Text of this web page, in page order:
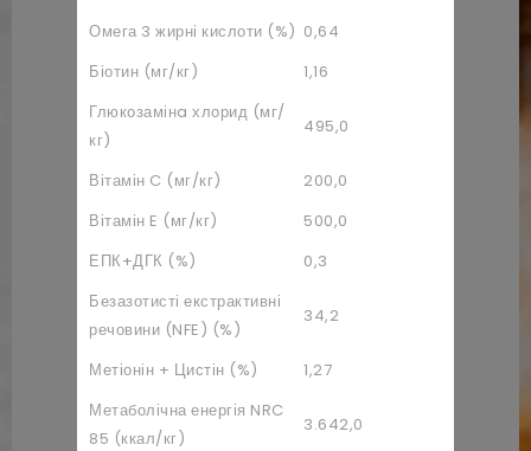
Омега 3 жирні кислоти (%) 0,64
Біотин (мг/кг)
1,16
Глюкозамінa хлорид (мг/
кг)
495,0
Вітамін C (мг/кг)
200,0
Вітамін E (мг/кг)
500,0
ЕПК+ДГК (%)
0,3
Безазотисті екстрактивні
речовини (NFE) (%)
34,2
Метіонін + Цистін (%)
1,27
Метаболічна енергія NRC
85 (ккал/кг)
3.642,0